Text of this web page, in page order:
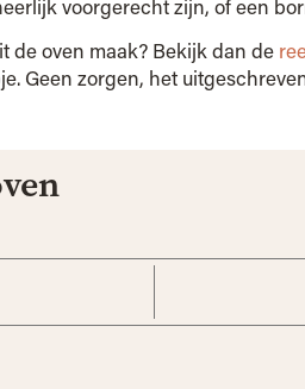
voorgerecht zijn, of een
de oven maak? Bekijk dan de
Geen zorgen, het